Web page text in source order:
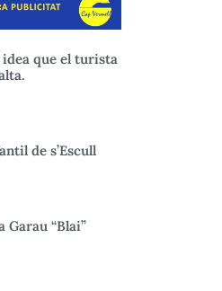
que el turista
de s’Escull
Garau “Blai”